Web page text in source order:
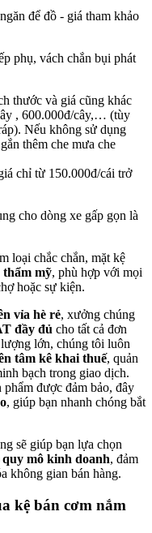
để đồ - giá tham khảo
phụ, vách chắn bụi phát
thước và giá cũng khác
, 600.000đ/cây,… (tùy
Nếu không sử dụng
thêm che mưa che
chỉ từ 150.000đ/cái trở
cho dòng xe gấp gọn là
loại chắc chắn, mặt kệ
thẩm mỹ, phù hợp với mọi
hoặc sự kiện.
vỉa hè rẻ, xưởng chúng
đầy đủ cho tất cả đơn
lớn, chúng tôi luôn
tâm kê khai thuế, quản
bạch trong giao dịch.
được đảm bảo, đây
, giúp bạn nhanh chóng bắt
sẽ giúp bạn lựa chọn
mô kinh doanh, đảm
không gian bán hàng.
kệ bán cơm nắm